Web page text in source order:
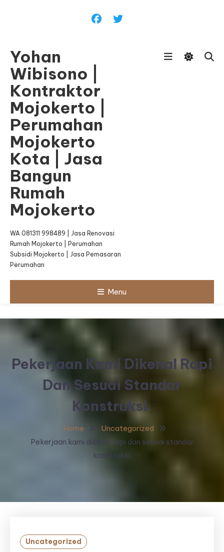
Yohan
Wibisono |
Kontraktor
Mojokerto |
Perumahan
Mojokerto
Kota | Jasa
Bangun
Rumah
Mojokerto
WA 081311 998489 | Jasa Renovasi
Rumah Mojokerto | Perumahan
Subsidi Mojokerto | Jasa Pemasaran
Perumahan
Menu
Pekerjaan Kami Dikenal Rapi
Dan Sesuai Standar
Konstruksi.
Home
Uncategorized
Pekerjaan kami dikenal rapi dan sesuai standar
konstruksi.
Uncategorized